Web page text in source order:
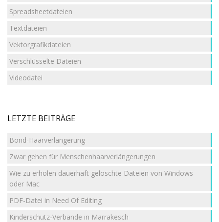
Spreadsheetdateien
Textdateien
Vektorgrafikdateien
Verschlüsselte Dateien
Videodatei
LETZTE BEITRÄGE
Bond-Haarverlängerung
Zwar gehen für Menschenhaarverlängerungen
Wie zu erholen dauerhaft gelöschte Dateien von Windows
oder Mac
PDF-Datei in Need Of Editing
Kinderschutz-Verbände in Marrakesch